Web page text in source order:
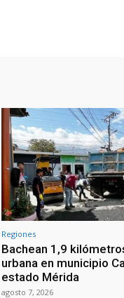
Regiones
Bachean 1,9
urbana en municipio
estado Mérida
agosto 7, 2026